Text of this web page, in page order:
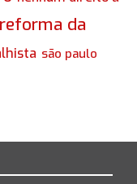
reforma da
são paulo